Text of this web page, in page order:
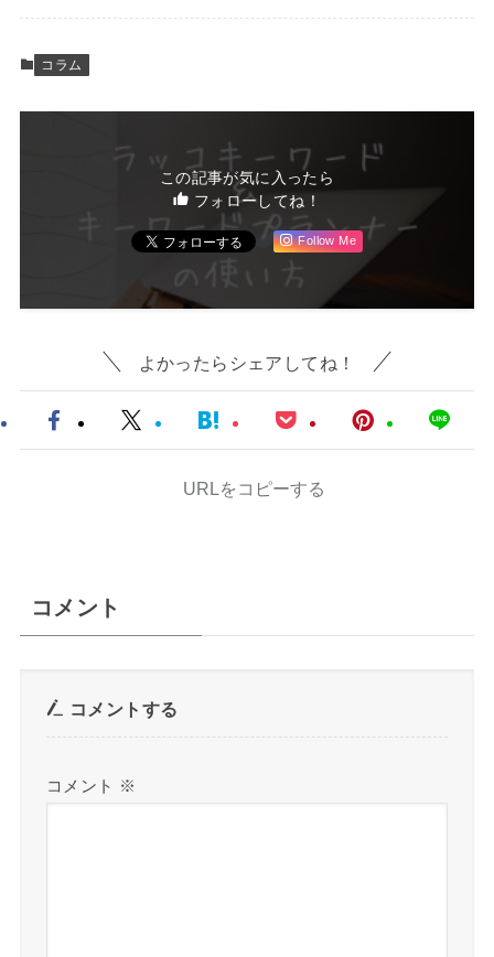
コラム
この記事が気に入ったら
フォローしてね！
Follow Me
よかったらシェアしてね！
URLをコピーする
コメント
コメントする
コメント ※